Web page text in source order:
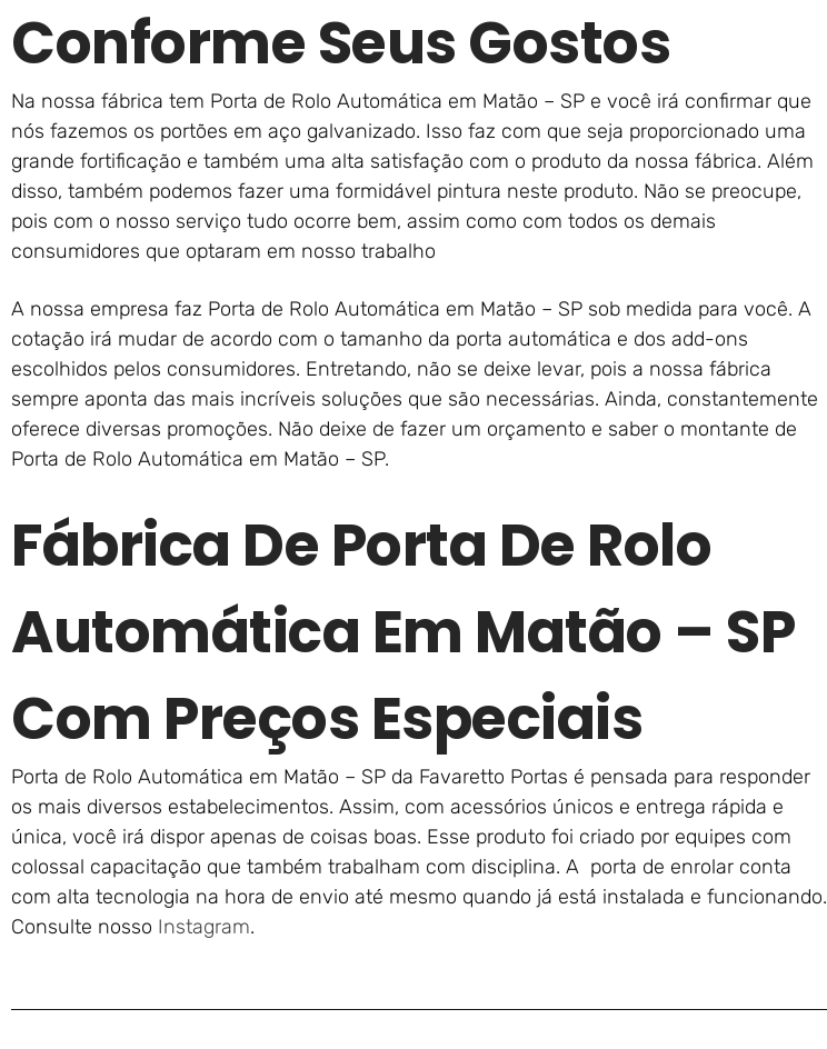
Conforme Seus Gostos
Na nossa fábrica tem Porta de Rolo Automática em Matão – SP e você irá confirmar que
nós fazemos os portões em aço galvanizado. Isso faz com que seja proporcionado uma
grande fortificação e também uma alta satisfação com o produto da nossa fábrica. Além
disso, também podemos fazer uma formidável pintura neste produto. Não se preocupe,
pois com o nosso serviço tudo ocorre bem, assim como com todos os demais
consumidores que optaram em nosso trabalho
A nossa empresa faz Porta de Rolo Automática em Matão – SP sob medida para você. A
cotação irá mudar de acordo com o tamanho da porta automática e dos add-ons
escolhidos pelos consumidores. Entretando, não se deixe levar, pois a nossa fábrica
sempre aponta das mais incríveis soluções que são necessárias. Ainda, constantemente
oferece diversas promoções. Não deixe de fazer um orçamento e saber o montante de
Porta de Rolo Automática em Matão – SP.
Fábrica De Porta De Rolo
Automática Em Matão – SP
Com Preços Especiais
Porta de Rolo Automática em Matão – SP da Favaretto Portas é pensada para responder
os mais diversos estabelecimentos. Assim, com acessórios únicos e entrega rápida e
única, você irá dispor apenas de coisas boas. Esse produto foi criado por equipes com
colossal capacitação que também trabalham com disciplina. A porta de enrolar conta
com alta tecnologia na hora de envio até mesmo quando já está instalada e funcionando.
Consulte nosso Instagram.